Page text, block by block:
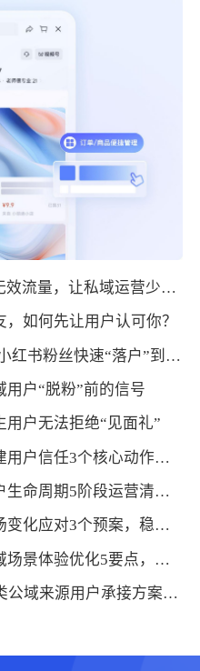
1.公域流量“过滤”术：剔除无效流量，让私域运营少走弯路
如何先让用户认可你？
3.公域转私域：如何把抖音/小红书粉丝快速“落户”到私域商城？
户“脱粉”前的信号
户无法拒绝“见面礼”
6.公域转私域用户管理：构建用户信任3个核心动作，破解私域转化卡点
7.公域转私域用户管理：用户生命周期5阶段运营清单，直接套用提价值
8.公域转私域用户管理：市场变化应对3个预案，稳定私域运营效果
9.公域转私域用户管理：私域场景体验优化5要点，让流量“留得住愿互动”
10.公域转私域用户管理：3类公域来源用户承接方案，提高转化成功率